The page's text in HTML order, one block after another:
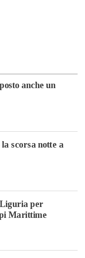
anche un
scorsa notte a
per
Marittime